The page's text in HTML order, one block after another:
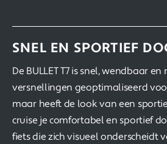
SNEL EN SPORTIEF
De BULLET T7 is snel, wendbaar en
versnellingen geoptimaliseerd
maar heeft de look van een
cruise je comfortabel en sportief
fiets die zich visueel onderscheidt